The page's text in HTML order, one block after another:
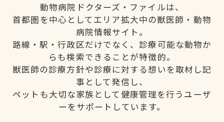
動物病院ドクターズ・ファイルは、
首都圏を中心としてエリア拡大中の獣医師・動物
病院情報サイト。
路線・駅・行政区だけでなく、診療可能な動物か
らも検索できることが特徴的。
獣医師の診療方針や診療に対する想いを取材し記
事として発信し、
ペットも大切な家族として健康管理を行うユーザ
ーをサポートしています。